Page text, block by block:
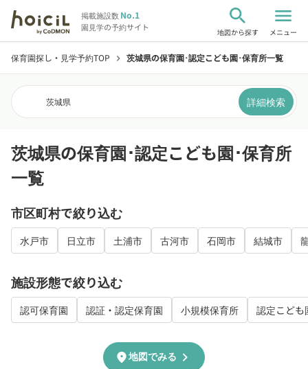
掲載施設数No.1
園見学の予約サイト
search
地図から探す
menu
メニュー
保育園探し・見学予約TOP chevron_right 茨城県の保育園･認定こども園･保育所一覧
茨城県 詳細検索
茨城県の保育園･認定こども園･保育所
一覧
市区町村で絞り込む
水戸市 日立市 土浦市 古河市 石岡市 結城市
施設形態で絞り込む
認可保育園 認証・認定保育園 小規模保育所 認定こども
location_on地図でみる chevron_right